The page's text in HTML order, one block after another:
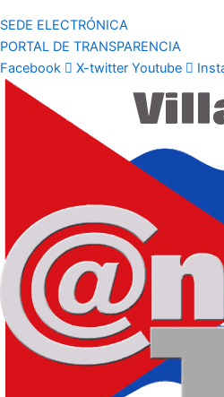
SEDE ELECTRÓNICA
PORTAL DE TRANSPARENCIA
Facebook
X-twitter Youtube